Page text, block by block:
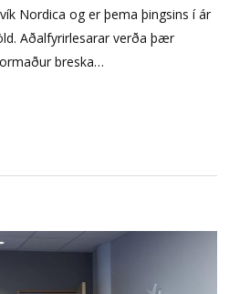
Nordica og er þema þingsins í ár
Aðalfyrirlesarar verða þær
breska…